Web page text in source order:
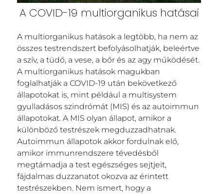
A COVID-19 multiorganikus hatásai
A multiorganikus hatások a legtöbb, ha nem az
összes testrendszert befolyásolhatják, beleértve
a szív, a tüdő, a vese, a bőr és az agy működését.
A multiorganikus hatások magukban
foglalhatják a COVID-19 után bekövetkező
állapotokat is, mint például a multisystem
gyulladásos szindrómát (MIS) és az autoimmun
állapotokat. A MIS olyan állapot, amikor a
különböző testrészek megduzzadhatnak.
Autoimmun állapotok akkor fordulnak elő,
amikor immunrendszere tévedésből
megtámadja a test egészséges sejtjeit,
fájdalmas duzzanatot okozva az érintett
testrészekben. Nem ismert, hogy a